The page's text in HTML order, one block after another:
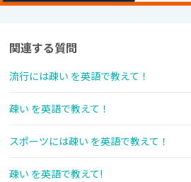
関連する質問
流行には疎い を英語で教えて！
疎い を英語で教えて！
スポーツには疎い を英語で教えて！
疎い を英語で教えて!